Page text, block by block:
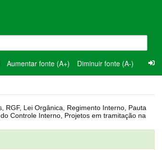
Aumentar fonte (A+) Diminuir fonte (A-)